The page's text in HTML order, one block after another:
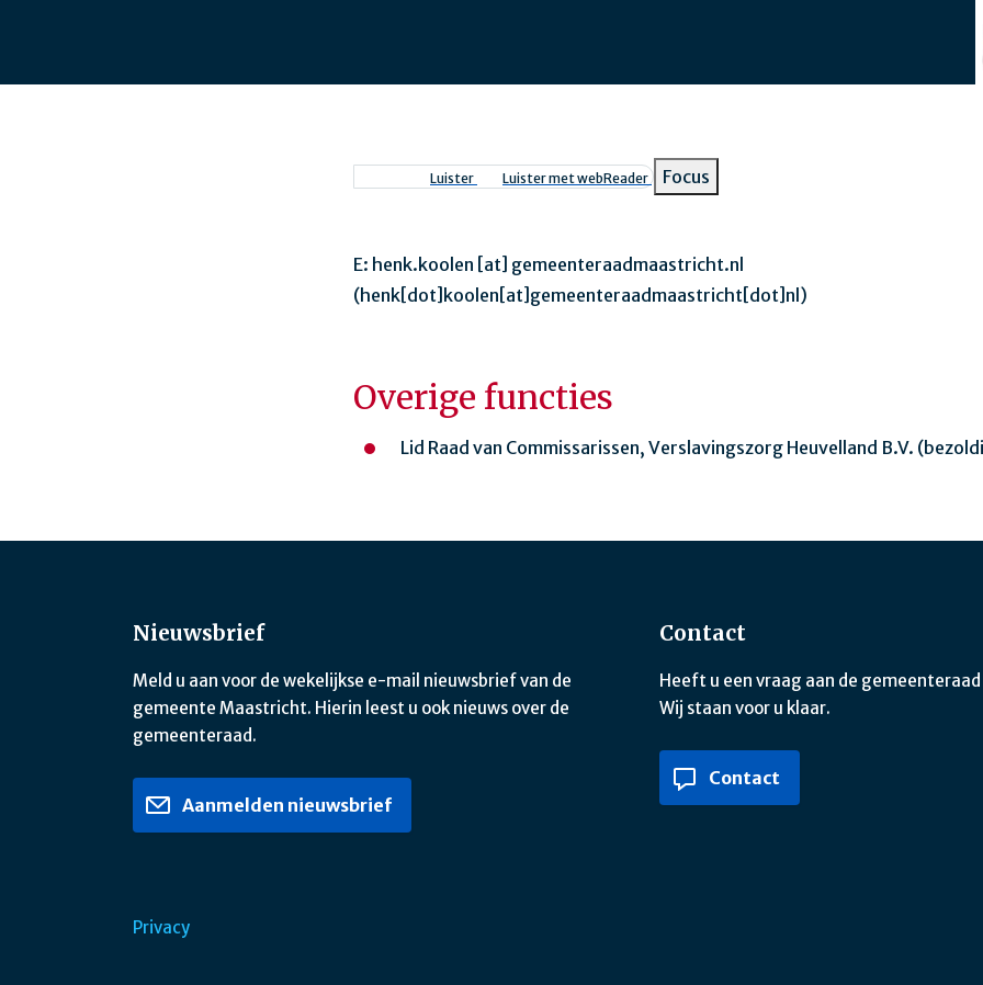
Luister Luister met webReader Focus
E: henk.koolen [at] gemeenteraadmaastricht.nl
(henk[dot]koolen[at]gemeenteraadmaastricht[dot]nl)
Overige functies
Lid Raad van Commissarissen, Verslavingszorg Heuvelland B.V.
Nieuwsbrief
Meld u aan voor de wekelijkse e-mail nieuwsbrief van de
gemeente Maastricht. Hierin leest u ook nieuws over de
gemeenteraad.
Aanmelden nieuwsbrief
Contact
Heeft u een vraag aan de
Wij staan voor u klaar.
Contact
Privacy